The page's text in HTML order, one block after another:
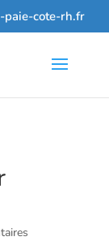
paie-cote-rh.fr